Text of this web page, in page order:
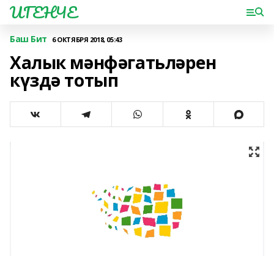
ИГЕНЧЕ
Баш Бит 6 ОКТЯБРЯ 2018, 05:43
Халык мәнфәгатьләрен
күздә тотып